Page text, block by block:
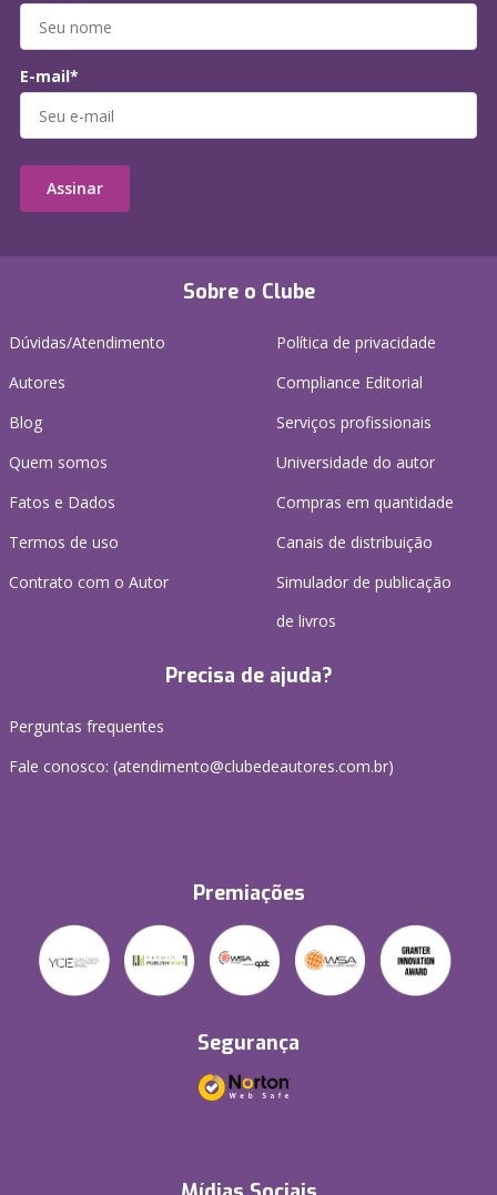
Sobre o Clube
Dúvidas/Atendimento
Autores
Blog
Quem somos
Fatos e Dados
Termos de uso
Contrato com o Autor
Política de privacidade
Compliance Editorial
Serviços profissionais
Universidade do autor
Compras em quantidade
Canais de distribuição
Simulador de publicação
de livros
Precisa de ajuda?
Perguntas frequentes
Fale conosco: (atendimento@clubedeautores.com.br)
Premiações
Segurança
E-mail*
Assinar